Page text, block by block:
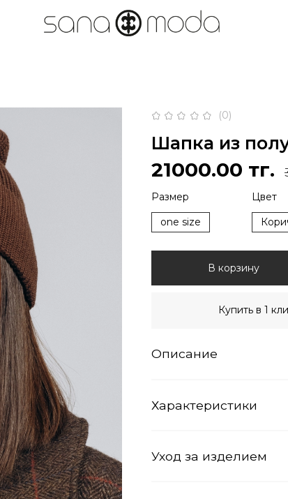
(0)
Шапка из
21000.00 тг.
В корзину
Купить в 1
Размер
one size
Цвет
Описание
Характеристики
Уход за изделием